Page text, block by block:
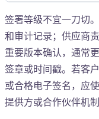
签署等级不宜一刀切
和审计记录；供应商
重要版本确认，通常
签章或时间戳。若客
或合格电子签名，应
提供方或合作伙伴机制